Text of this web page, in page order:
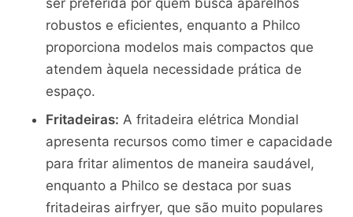
robustos e eficientes, enquanto a Philco
proporciona modelos mais compactos que
atendem àquela necessidade prática de
espaço.
Fritadeiras: A fritadeira elétrica Mondial
apresenta recursos como timer e capacidade
para fritar alimentos de maneira saudável,
enquanto a Philco se destaca por suas
fritadeiras airfryer, que são muito populares